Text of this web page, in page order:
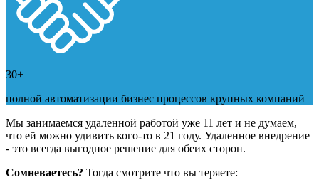
30+
полной автоматизации бизнес процессов крупных компаний
Мы занимаемся удаленной работой уже 11 лет и не думаем,
что ей можно удивить кого-то в 21 году. Удаленное внедрение
- это всегда выгодное решение для обеих сторон.
Сомневаетесь? Тогда смотрите что вы теряете: